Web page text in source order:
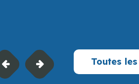
Toutes